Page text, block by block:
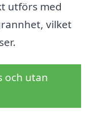
utförs med
vilket
och utan